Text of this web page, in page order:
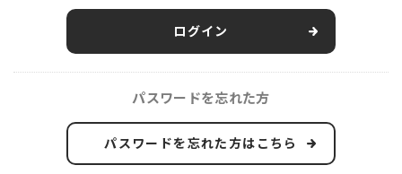
ログイン
パスワードを忘れた方
パスワードを忘れた方はこちら